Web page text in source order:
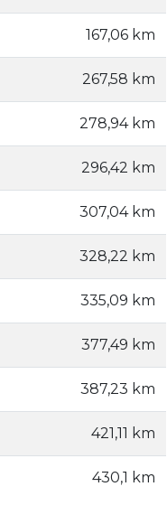
167,06 km
267,58 km
278,94 km
296,42 km
307,04 km
328,22 km
335,09 km
377,49 km
387,23 km
421,11 km
430,1 km